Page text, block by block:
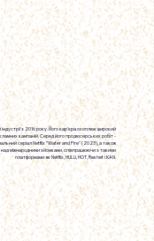
з 2016 року. Його кар'єра охоплює широкий
кампаній. Серед його продюсерських робіт -
серіал Netflix "Water and Fire" (2023), а також
над міжнародними зйомками, співпрацюючи з такими
платформами як Netflix, HULU, HOT, Reshet і KAN.